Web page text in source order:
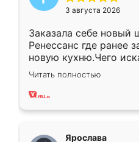
3 августа 2026
Заказала себе новый
Ренессанс где ранее
новую кухню.Чего
вполне довольна.
два года, нареканий
Читать полностью
Ярослава